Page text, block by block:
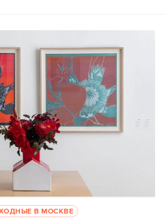
В МОСКВЕ